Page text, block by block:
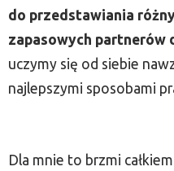
do przedstawiania
zapasowych partnerów
uczymy się od siebie
najlepszymi sposobami
Dla mnie to brzmi